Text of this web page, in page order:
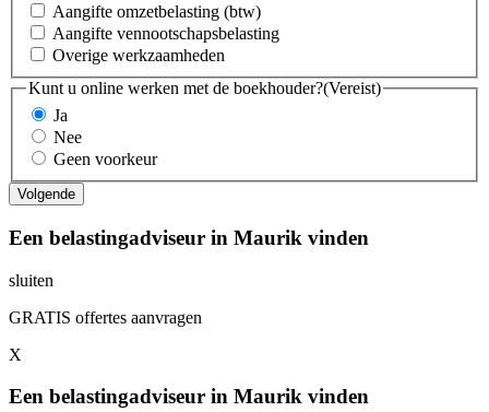
Aangifte omzetbelasting (btw)
Aangifte vennootschapsbelasting
Overige werkzaamheden
Kunt u online werken met de boekhouder?(Vereist)
Ja
Nee
Geen voorkeur
Een belastingadviseur in Maurik vinden
sluiten
GRATIS offertes aanvragen
X
Een belastingadviseur in Maurik vinden